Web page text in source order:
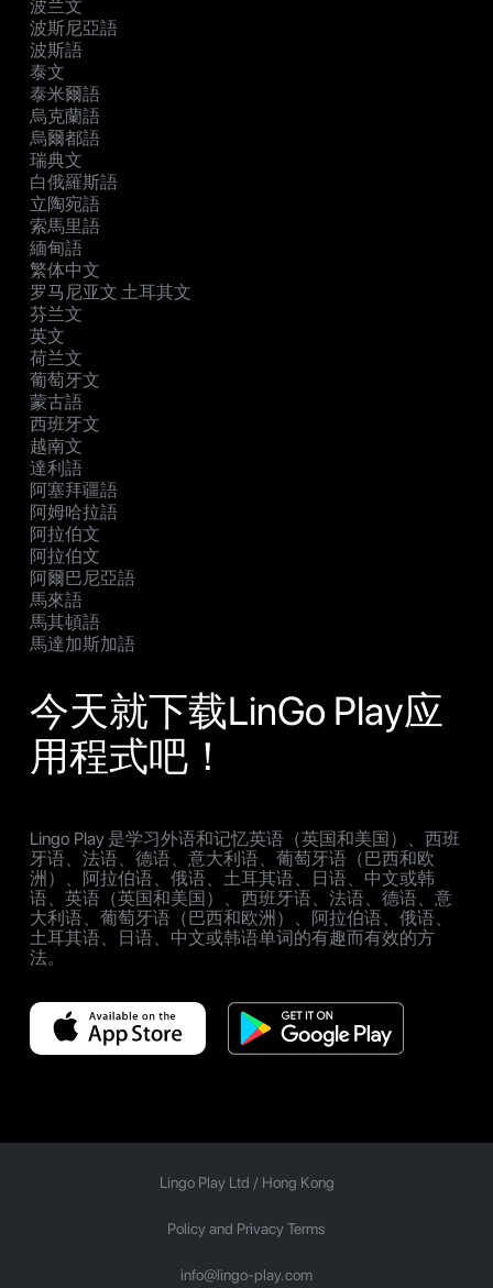
波兰文
波斯尼亞語
波斯語
泰文
泰米爾語
烏克蘭語
烏爾都語
瑞典文
白俄羅斯語
立陶宛語
索馬里語
緬甸語
繁体中文
罗马尼亚文 土耳其文
芬兰文
英文
荷兰文
葡萄牙文
蒙古語
西班牙文
越南文
達利語
阿塞拜疆語
阿姆哈拉語
阿拉伯文
阿拉伯文
阿爾巴尼亞語
馬來語
馬其頓語
馬達加斯加語
今天就下载LinGo Play应
用程式吧！
Lingo Play 是学习外语和记忆英语（英国和美国）、西班
牙语、法语、德语、意大利语、葡萄牙语（巴西和欧
洲）、阿拉伯语、俄语、土耳其语、日语、中文或韩
语、英语（英国和美国）、西班牙语、法语、德语、意
大利语、葡萄牙语（巴西和欧洲）、阿拉伯语、俄语、
土耳其语、日语、中文或韩语单词的有趣而有效的方
法。
Lingo Play Ltd / Hong Kong
Policy and Privacy Terms
info@lingo-play.com